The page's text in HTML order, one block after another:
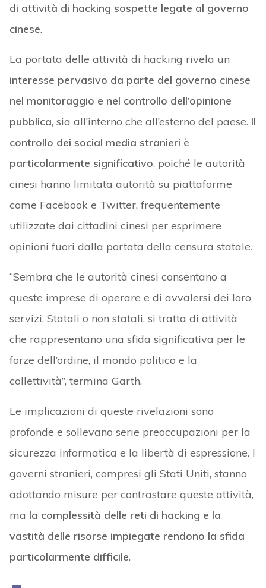
di attività di hacking sospette legate al governo
cinese.
La portata delle attività di hacking rivela un
interesse pervasivo da parte del governo cinese
nel monitoraggio e nel controllo dell’opinione
pubblica, sia all’interno che all’esterno del paese. Il
controllo dei social media stranieri è
particolarmente significativo, poiché le autorità
cinesi hanno limitata autorità su piattaforme
come Facebook e Twitter, frequentemente
utilizzate dai cittadini cinesi per esprimere
opinioni fuori dalla portata della censura statale.
“Sembra che le autorità cinesi consentano a
queste imprese di operare e di avvalersi dei loro
servizi. Statali o non statali, si tratta di attività
che rappresentano una sfida significativa per le
forze dell’ordine, il mondo politico e la
collettività”, termina Garth.
Le implicazioni di queste rivelazioni sono
profonde e sollevano serie preoccupazioni per la
sicurezza informatica e la libertà di espressione. I
governi stranieri, compresi gli Stati Uniti, stanno
adottando misure per contrastare queste attività,
ma la complessità delle reti di hacking e la
vastità delle risorse impiegate rendono la sfida
particolarmente difficile.